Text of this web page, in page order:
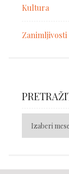
Kultura
Zanimljivosti